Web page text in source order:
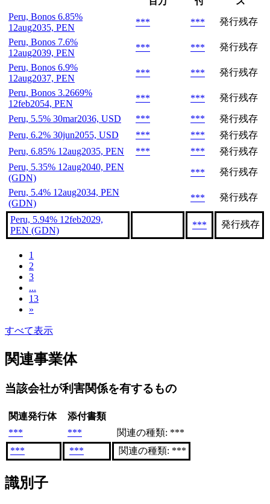
Peru, Bonos 6.85%
12aug2035, PEN
*** ***
発行残存
Peru, Bonos 7.6%
12aug2039, PEN
*** ***
発行残存
Peru, Bonos 6.9%
12aug2037, PEN
*** ***
発行残存
Peru, Bonos 3.2669%
12feb2054, PEN
*** *** 発行残存
Peru, 5.5% 30mar2036, USD *** ***
発行残存
Peru, 6.2% 30jun2055, USD
*** ***
発行残存
Peru, 6.85% 12aug2035, PEN
*** ***
発行残存
Peru, 5.35% 12aug2040, PEN
(GDN)
***
発行残存
Peru, 5.4% 12aug2034, PEN
(GDN)
*** 発行残存
Peru, 5.94% 12feb2029,
PEN (GDN)
*** 発行残存
1
2
3
...
13
»
すべて表示
関連事業体
当該会社が利害関係を有するもの
関連発行体
添付書類
***
***
関連の種類: ***
***
*** 関連の種類: ***
識別子